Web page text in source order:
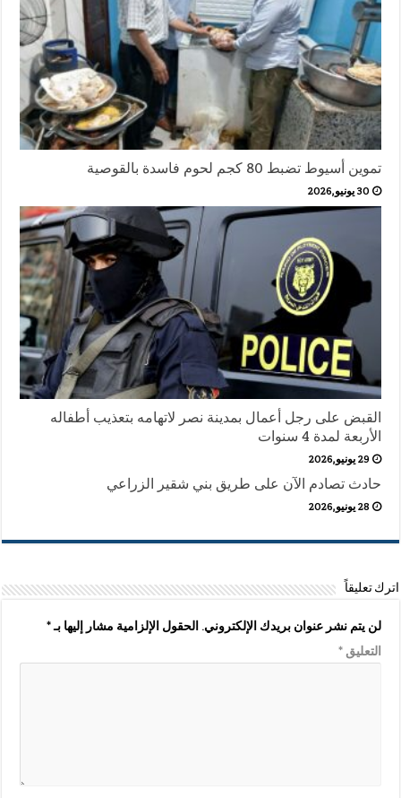
تموين أسيوط تضبط 80 كجم لحوم فاسدة بالقوصية
30 يونيو,2026
القبض على رجل أعمال بمدينة نصر لاتهامه بتعذيب أطفاله
الأربعة لمدة 4 سنوات
29 يونيو,2026
حادث تصادم الآن على طريق بني شقير الزراعي
28 يونيو,2026
اترك تعليقاً
لن يتم نشر عنوان بريدك الإلكتروني. الحقول الإلزامية مشار إليها بـ*
التعليق*